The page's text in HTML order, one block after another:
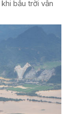
bầu trời vẫn